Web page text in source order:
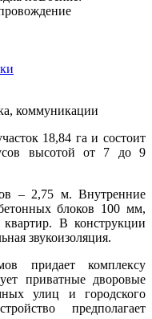
коммуникации
18,84 га и состоит
высотой от 7 до 9
– 2,75 м. Внутренние
блоков 100 мм,
квартир. В конструкции
звукоизоляция.
придает комплексу
приватные дворовые
улиц и городского
предполагает